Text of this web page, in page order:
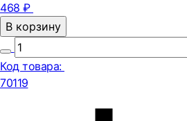
468 ₽
В корзину
Код товара:
70119